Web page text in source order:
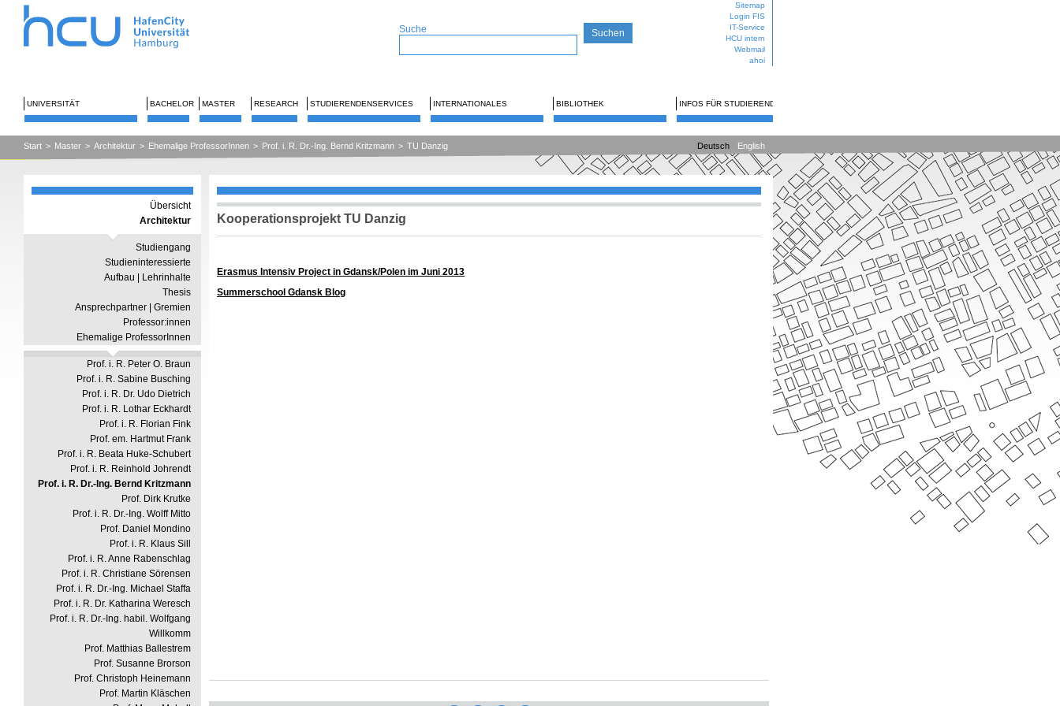
Suche
Sitemap
Login FIS
IT-Service
HCU intern
Webmail
ahoi
UNIVERSITÄT BACHELOR MASTER RESEARCH STUDIERENDENSERVICES INTERNATIONALES BIBLIOTHEK INFOS FÜR STUDIERENDE
Start > Master > Architektur > Ehemalige ProfessorInnen > Prof. i. R. Dr.-Ing. Bernd Kritzmann > TU Danzig Deutsch English
Übersicht
Architektur
Studiengang
Studieninteressierte
Aufbau | Lehrinhalte
Thesis
Ansprechpartner | Gremien
Professor:innen
Ehemalige ProfessorInnen
Prof. i. R. Peter O. Braun
Prof. i. R. Sabine Busching
Prof. i. R. Dr. Udo Dietrich
Prof. i. R. Lothar Eckhardt
Prof. i. R. Florian Fink
Prof. em. Hartmut Frank
Prof. i. R. Beata Huke-Schubert
Prof. i. R. Reinhold Johrendt
Prof. i. R. Dr.-Ing. Bernd Kritzmann
Prof. Dirk Krutke
Prof. i. R. Dr.-Ing. Wolff Mitto
Prof. Daniel Mondino
Prof. i. R. Klaus Sill
Prof. i. R. Anne Rabenschlag
Prof. i. R. Christiane Sörensen
Prof. i. R. Dr.-Ing. Michael Staffa
Prof. i. R. Dr. Katharina Weresch
Prof. i. R. Dr.-Ing. habil. Wolfgang
Willkomm
Prof. Matthias Ballestrem
Prof. Susanne Brorson
Prof. Christoph Heinemann
Prof. Martin Kläschen
Kooperationsprojekt TU Danzig
Erasmus Intensiv Project in Gdansk/Polen im Juni 2013
Summerschool Gdansk Blog